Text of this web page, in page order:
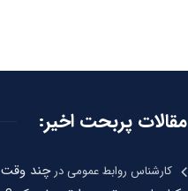
مقالات پربحت اخیر:
کارشناس روابط عمومیدرچند وقت